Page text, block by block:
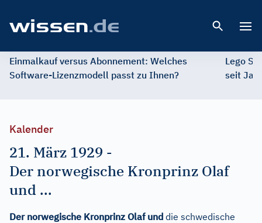
Einmalkauf versus Abonnement: Welches
Software-Lizenzmodell passt zu Ihnen?
Lego
seit
Kalender
21. März 1929 -
Der norwegische Kronprinz Olaf
und ...
Der norwegische Kronprinz Olaf und die schwedische